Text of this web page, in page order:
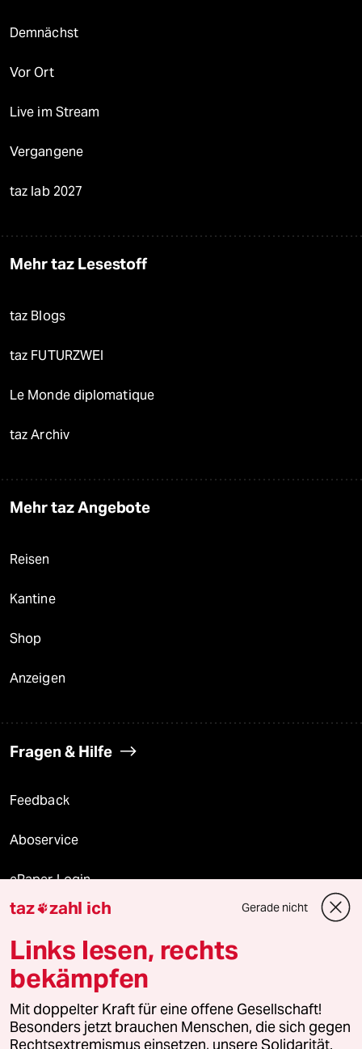
Demnächst
Vor Ort
Live im Stream
Vergangene
taz lab 2027
Mehr taz Lesestoff
taz Blogs
taz FUTURZWEI
Le Monde diplomatique
taz Archiv
Mehr taz Angebote
Reisen
Kantine
Shop
Anzeigen
Fragen & Hilfe
Feedback
Aboservice
ePaper Login
Downloads für Abonnierende
© 2026 taz Verlags und Vertriebs GmbH
Alle Rechte vorbehalten. Bei rechtlichen Fragen oder für Genehmigungen
wenden Sie sich bitte an
lizenzen@taz.de
taz zahl ich Gerade nicht
Links lesen, rechts
bekämpfen
Mit doppelter Kraft für eine offene Gesellschaft!
Besonders jetzt brauchen Menschen, die sich gegen
Rechtsextremismus einsetzen, unsere Solidarität.